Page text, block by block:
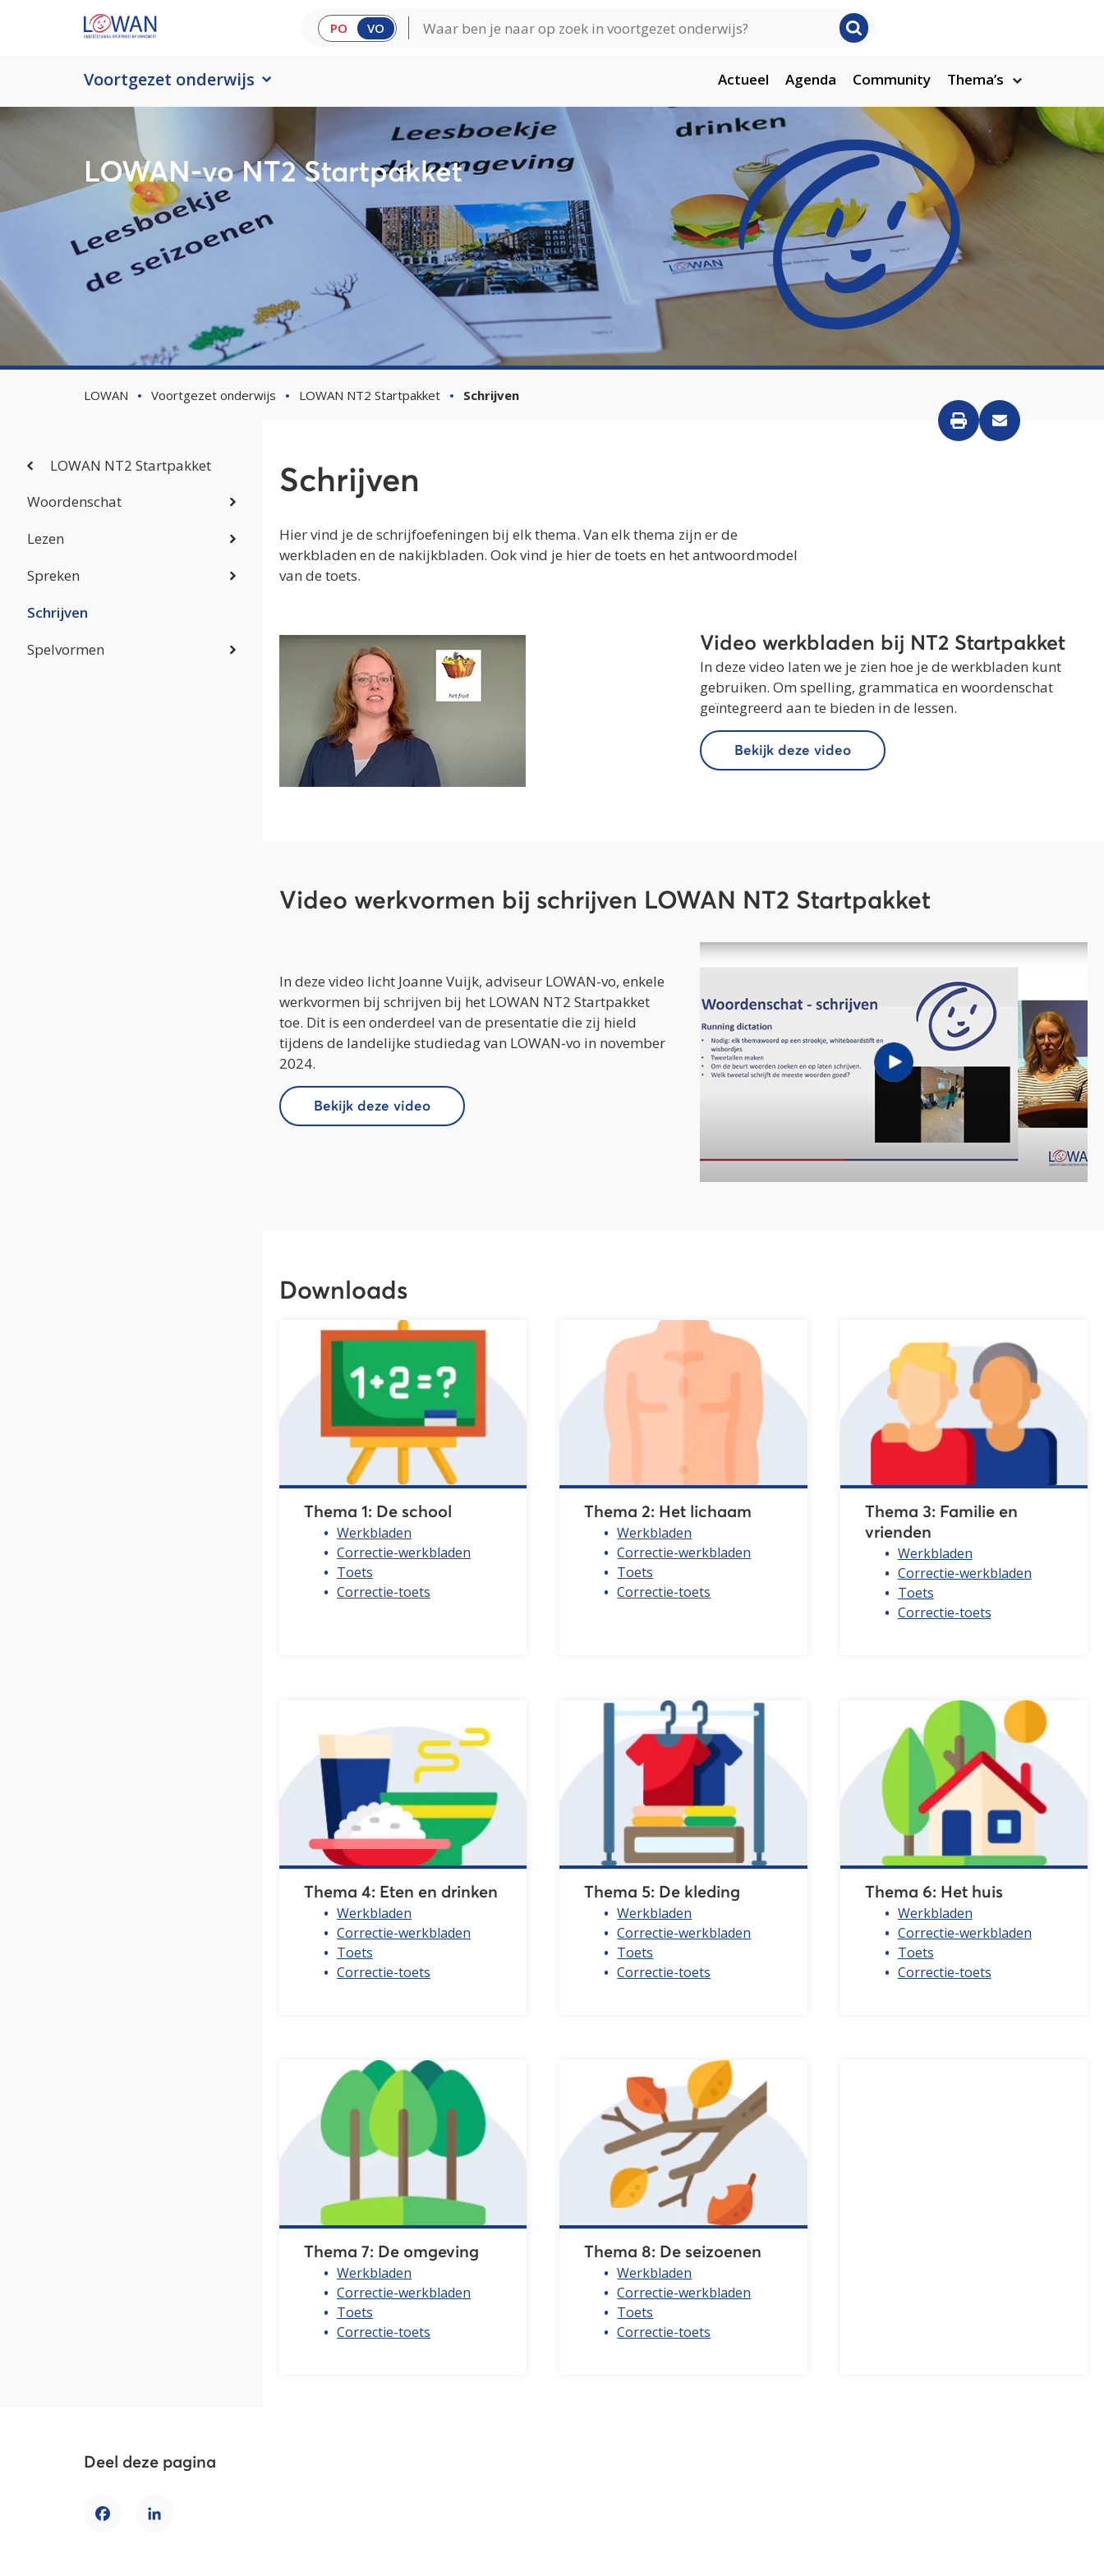
PO VO
Voortgezet onderwijs Actueel Agenda Community Thema’s
LOWAN-vo NT2 Startpakket
LOWAN Voortgezet onderwijs LOWAN NT2 Startpakket Schrijven
LOWAN NT2 Startpakket
Woordenschat
Lezen
Spreken
Schrijven
Spelvormen
Schrijven
Hier vind je de schrijfoefeningen bij elk thema. Van elk thema zijn er de
werkbladen en de nakijkbladen. Ook vind je hier de toets en het antwoordmodel
van de toets.
Video werkbladen bij NT2 Startpakket
In deze video laten we je zien hoe je de werkbladen kunt
gebruiken. Om spelling, grammatica en woordenschat
geïntegreerd aan te bieden in de lessen.
Bekijk deze video
Video werkvormen bij schrijven LOWAN NT2 Startpakket
In deze video licht Joanne Vuijk, adviseur LOWAN-vo, enkele
werkvormen bij schrijven bij het LOWAN NT2 Startpakket
toe. Dit is een onderdeel van de presentatie die zij hield
tijdens de landelijke studiedag van LOWAN-vo in november
2024.
Bekijk deze video
Downloads
Thema 1: De school
Werkbladen
Correctie-werkbladen
Toets
Correctie-toets
Thema 2: Het lichaam
Werkbladen
Correctie-werkbladen
Toets
Correctie-toets
Thema 3: Familie en
vrienden
Werkbladen
Correctie-werkbladen
Toets
Correctie-toets
Thema 4: Eten en drinken
Werkbladen
Correctie-werkbladen
Toets
Correctie-toets
Thema 5: De kleding
Werkbladen
Correctie-werkbladen
Toets
Correctie-toets
Thema 6: Het huis
Werkbladen
Correctie-werkbladen
Toets
Correctie-toets
Thema 7: De omgeving
Werkbladen
Correctie-werkbladen
Toets
Correctie-toets
Thema 8: De seizoenen
Werkbladen
Correctie-werkbladen
Toets
Correctie-toets
Deel deze pagina
FacebookLinkedIn